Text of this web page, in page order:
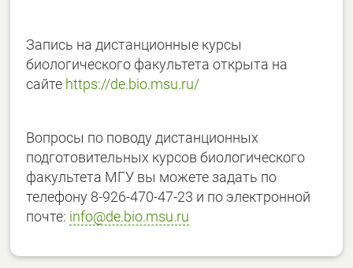
Запись на дистанционные курсы
биологического факультета открыта на
сайте https://de.bio.msu.ru/
Вопросы по поводу дистанционных
подготовительных курсов биологического
факультета МГУ вы можете задать по
телефону 8-926-470-47-23 и по электронной
почте: info@de.bio.msu.ru